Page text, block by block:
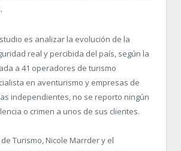
es analizar la evolución de la
real y percibida del país, según la
a 41 operadores de turismo
en aventurismo y empresas de
independientes, no se reporto ningún
o crimen a unos de sus clientes.
Turismo, Nicole Marrder y el